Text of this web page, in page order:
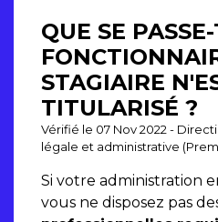
QUE SE
STAGIAIRE
TITULARISÉ ?
Vérifié le 07 Nov 2022 -
légale et administrative
Si votre administration
vous ne disposez pas